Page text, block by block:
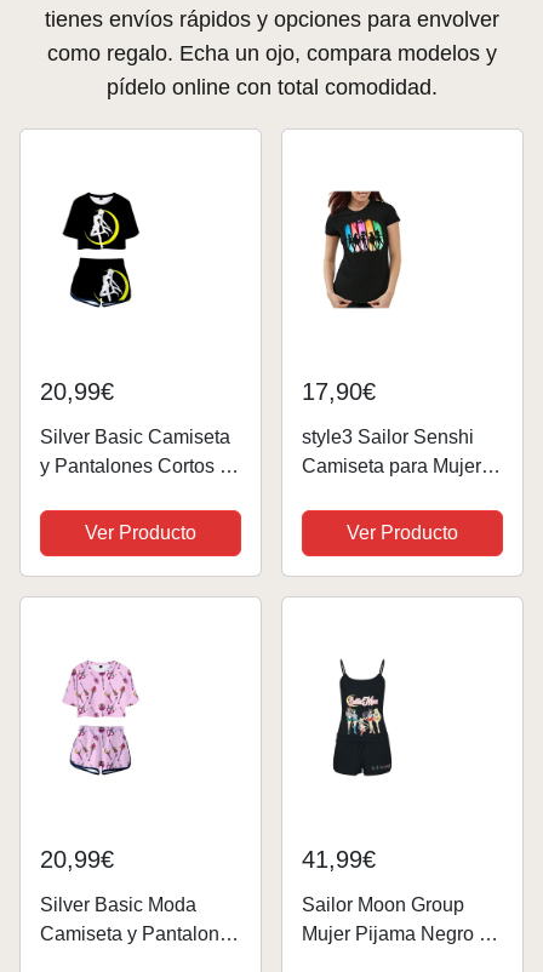
tienes envíos rápidos y opciones para envolver
como regalo. Echa un ojo, compara modelos y
pídelo online con total comodidad.
20,99€
Silver Basic Camiseta
y Pantalones Cortos de
Conjunto de Pijama de
Verano Conjunto de
Dos Piezas Ropa de
Ver Producto
17,90€
style3 Sailor Senshi
Camiseta para Mujer T-
Talla:MVer Producto
20,99€
Silver Basic Moda
Camiseta y Pantalones
41,99€
Sailor Moon Group
Mujer Pijama Negro M